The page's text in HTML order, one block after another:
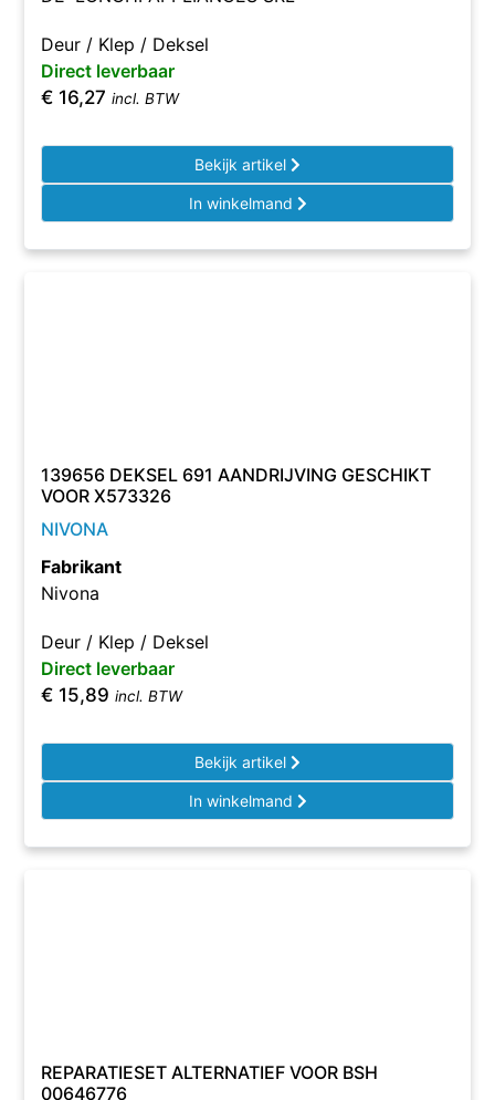
Deur / Klep / Deksel
Direct leverbaar
€ 16,27 incl. BTW
Bekijk artikel
In winkelmand
139656 DEKSEL 691 AANDRIJVING GESCHIKT
VOOR X573326
NIVONA
Fabrikant
Nivona
Deur / Klep / Deksel
Direct leverbaar
€ 15,89 incl. BTW
Bekijk artikel
In winkelmand
REPARATIESET ALTERNATIEF VOOR BSH
00646776